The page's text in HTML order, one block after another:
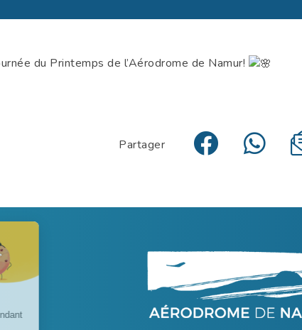
du Printemps de l’Aérodrome de Namur!
Partager